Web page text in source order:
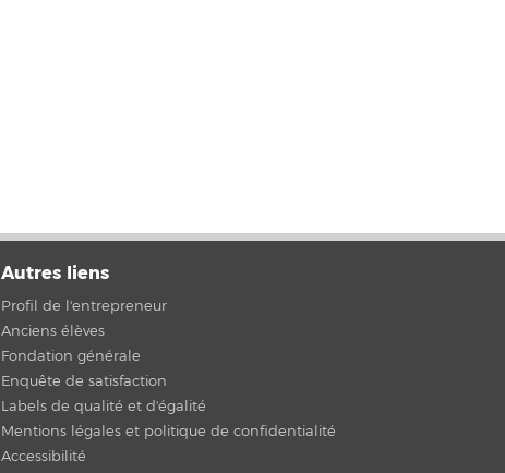
Autres liens
Profil de l'entrepreneur
Anciens élèves
Fondation générale
Enquête de satisfaction
Labels de qualité et d'égalité
Mentions légales et politique de confidentialité
Accessibilité